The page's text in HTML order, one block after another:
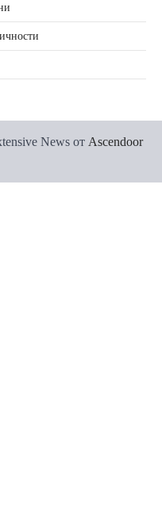
News от Ascendoor